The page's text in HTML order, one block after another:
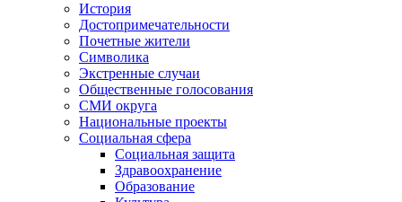
История
Достопримечательности
Почетные жители
Символика
Экстренные случаи
Общественные голосования
СМИ округа
Национальные проекты
Социальная сфера
Социальная защита
Здравоохранение
Образование